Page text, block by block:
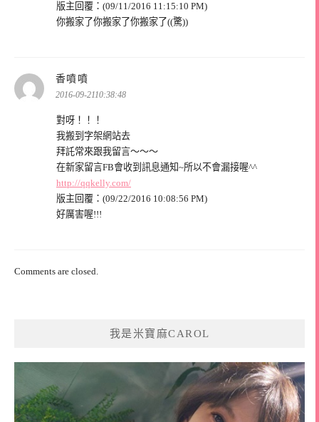
版主回覆：(09/11/2016 11:15:10 PM)
你搬家了你搬家了你搬家了((驚))
香噴噴
示:
2016-09-2110:38:48
對呀！！！
我搬到字架網站去
拜託常來跟我留言～～～
在新家留言FB會收到訊息通知~所以不會漏接喔^^
http://qqkelly.com/
版主回覆：(09/22/2016 10:08:56 PM)
好厲害喔!!!
Comments are closed.
我是米寶麻CAROL